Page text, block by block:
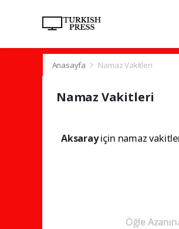
Anasayfa Namaz Vakitleri
Namaz Vakitleri
Aksarayiçin namaz
Öğle